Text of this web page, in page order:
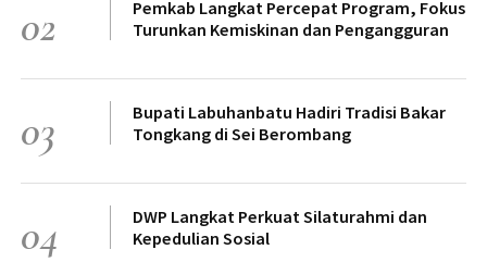
02
Pemkab Langkat Percepat Program, Fokus
Turunkan Kemiskinan dan Pengangguran
03
Bupati Labuhanbatu Hadiri Tradisi Bakar
Tongkang di Sei Berombang
04
DWP Langkat Perkuat Silaturahmi dan
Kepedulian Sosial